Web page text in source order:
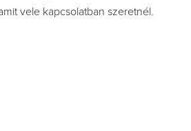
vele kapcsolatban szeretnél.